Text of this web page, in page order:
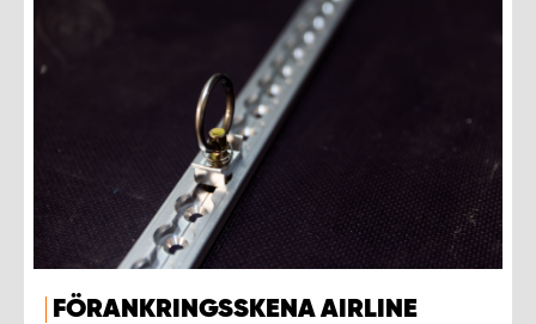
FÖRANKRINGSSKENA AIRLINE